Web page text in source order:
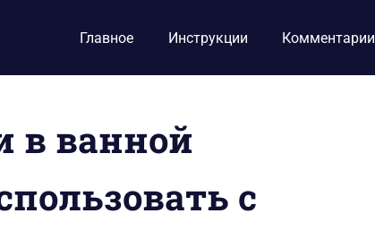
Главное Инструкции Комментарии
ванной
с